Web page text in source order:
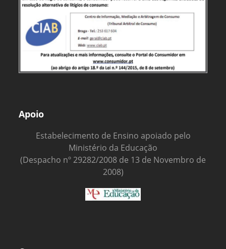
Apoio
Estabelecimento de Ensino apoiado pelo
Ministério da Educação
(Despacho nº 29282/2008 de 13 de Novembro de
2008)